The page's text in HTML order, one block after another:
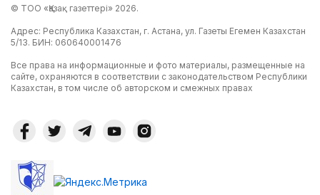
© ТОО «Қазақ газеттері» 2026.
Адрес: Республика Казахстан, г. Астана, ул. Газеты Егемен Казахстан
5/13. БИН: 060640001476
Все права на информационные и фото материалы, размещенные на
сайте, охраняются в соответствии с законодательством Республики
Казахстан, в том числе об авторском и смежных правах